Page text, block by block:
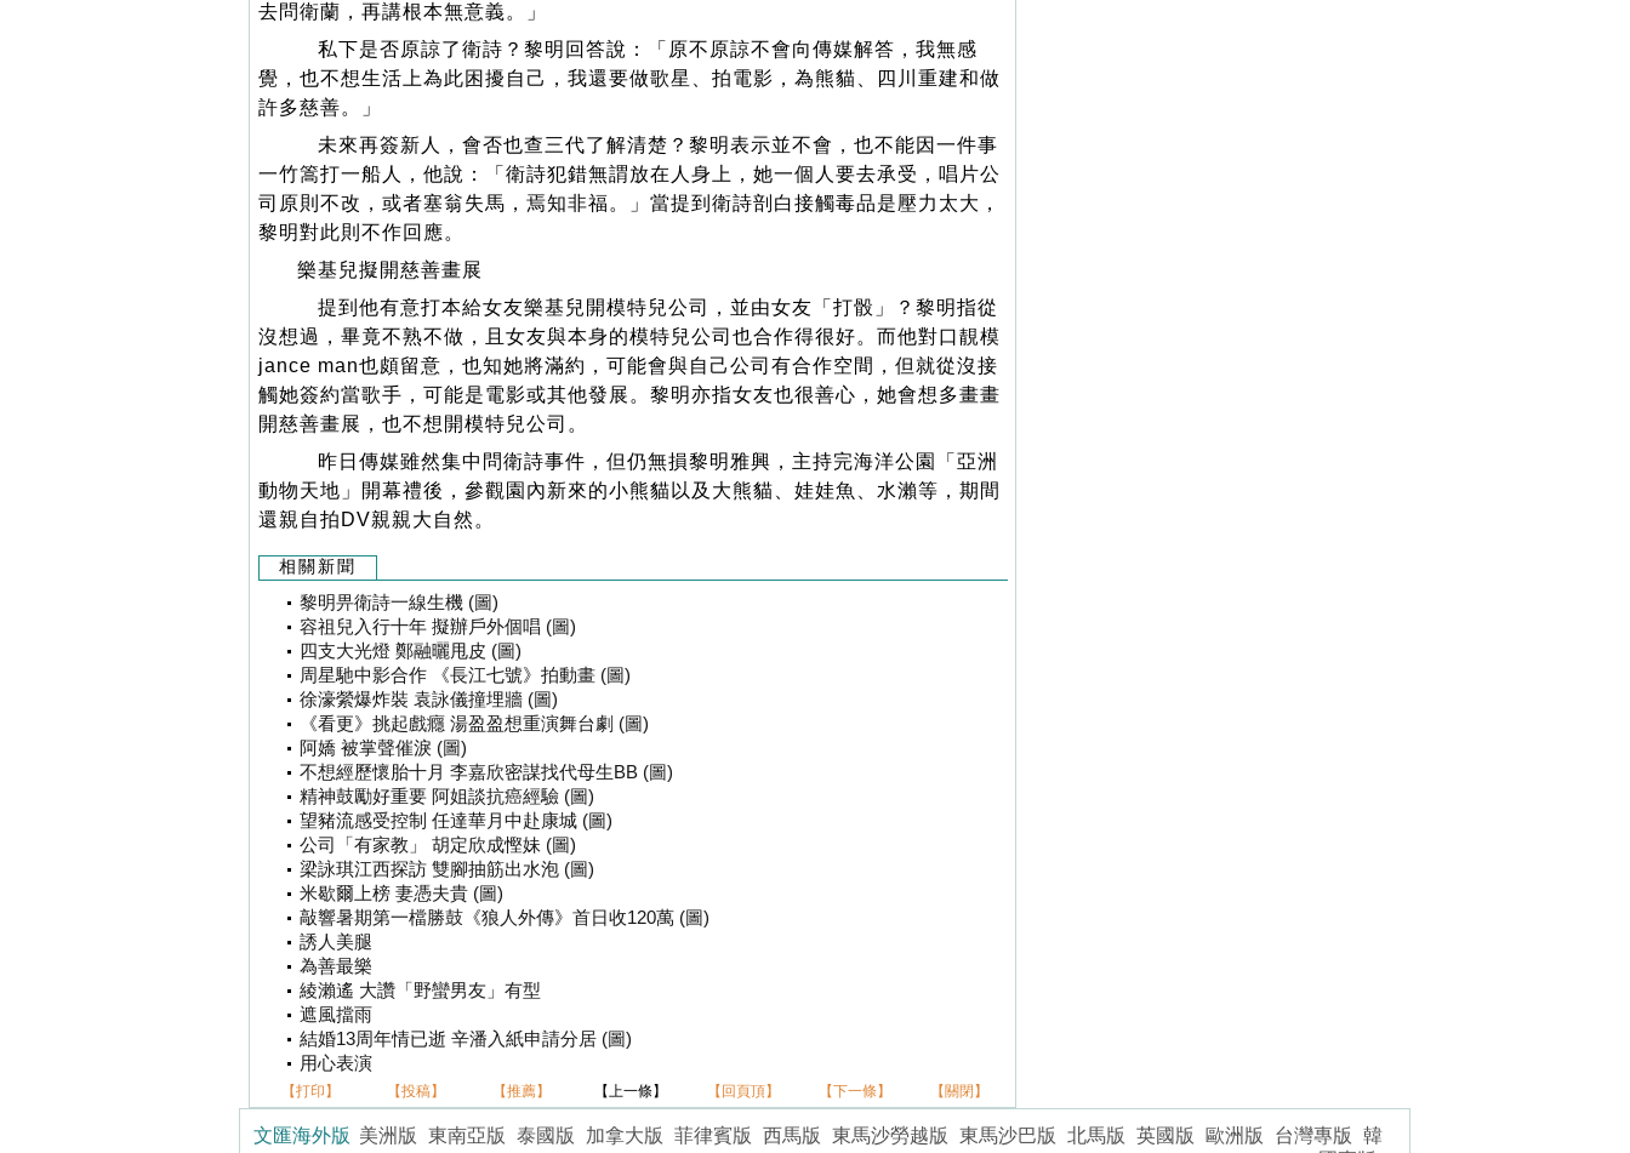
去問衛蘭，再講根本無意義。」
私下是否原諒了衛詩？黎明回答說：「原不原諒不會向傳媒解答，我無感
覺，也不想生活上為此困擾自己，我還要做歌星、拍電影，為熊貓、四川重建和做
許多慈善。」
未來再簽新人，會否也查三代了解清楚？黎明表示並不會，也不能因一件事
一竹篙打一船人，他說：「衛詩犯錯無謂放在人身上，她一個人要去承受，唱片公
司原則不改，或者塞翁失馬，焉知非福。」當提到衛詩剖白接觸毒品是壓力太大，
黎明對此則不作回應。
樂基兒擬開慈善畫展
提到他有意打本給女友樂基兒開模特兒公司，並由女友「打骰」？黎明指從
沒想過，畢竟不熟不做，且女友與本身的模特兒公司也合作得很好。而他對口靚模
jance man也頗留意，也知她將滿約，可能會與自己公司有合作空間，但就從沒接
觸她簽約當歌手，可能是電影或其他發展。黎明亦指女友也很善心，她會想多畫畫
開慈善畫展，也不想開模特兒公司。
昨日傳媒雖然集中問衛詩事件，但仍無損黎明雅興，主持完海洋公園「亞洲
動物天地」開幕禮後，參觀園內新來的小熊貓以及大熊貓、娃娃魚、水瀨等，期間
還親自拍DV親親大自然。
相關新聞
黎明畀衛詩一線生機 (圖)
容祖兒入行十年 擬辦戶外個唱 (圖)
四支大光燈 鄭融曬甩皮 (圖)
周星馳中影合作 《長江七號》拍動畫 (圖)
徐濠縈爆炸裝 袁詠儀撞埋牆 (圖)
《看更》挑起戲癮 湯盈盈想重演舞台劇 (圖)
阿嬌 被掌聲催淚 (圖)
不想經歷懷胎十月 李嘉欣密謀找代母生BB (圖)
精神鼓勵好重要 阿姐談抗癌經驗 (圖)
望豬流感受控制 任達華月中赴康城 (圖)
公司「有家教」 胡定欣成慳妹 (圖)
梁詠琪江西探訪 雙腳抽筋出水泡 (圖)
米歇爾上榜 妻憑夫貴 (圖)
敲響暑期第一檔勝鼓《狼人外傳》首日收120萬 (圖)
誘人美腿
為善最樂
綾瀨遙 大讚「野蠻男友」有型
遮風擋雨
結婚13周年情已逝 辛潘入紙申請分居 (圖)
用心表演
【打印】 【投稿】 【推薦】 【上一條】 【回頁頂】 【下一條】 【關閉】
文匯海外版 美洲版 東南亞版 泰國版 加拿大版 菲律賓版 西馬版 東馬沙勞越版 東馬沙巴版 北馬版 英國版 歐洲版 台灣專版
韓